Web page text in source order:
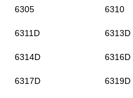
6305 6310
6311D 6313D
6314D 6316D
6317D 6319D